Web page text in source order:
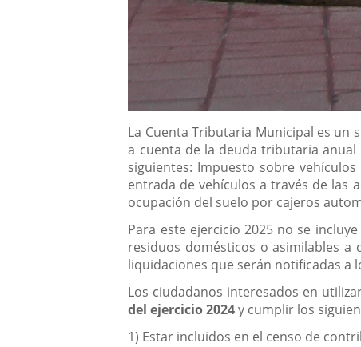
Descripción
La Cuenta Tributaria Municipal es un
a cuenta de la deuda tributaria
siguientes: Impuesto sobre
entrada de vehículos a través de las
ocupación del suelo por cajeros
Para este ejercicio 2025 no se
residuos domésticos o asimilables
liquidaciones que serán notificadas a
Los ciudadanos interesados en
del ejercicio 2024y cumplir los
1) Estar incluidos en el censo de